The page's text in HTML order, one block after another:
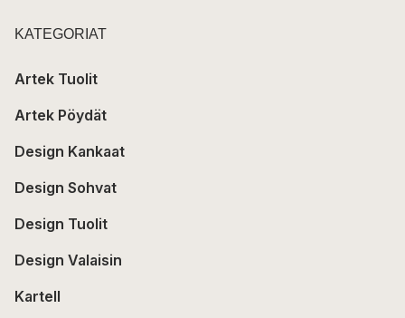
KATEGORIAT
Artek Tuolit
Artek Pöydät
Design Kankaat
Design Sohvat
Design Tuolit
Design Valaisin
Kartell